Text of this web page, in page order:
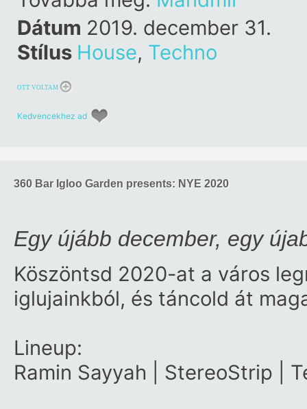
Dátum 2019. december 31.
Stílus House, Techno
OTT VOLTAM
Kedvencekhez ad
360 Bar Igloo Garden presents: NYE 2020
Egy újább december, egy
Köszöntsd 2020-at a város
iglujainkból, és táncold át
Lineup:
Ramin Sayyah | StereoStrip |